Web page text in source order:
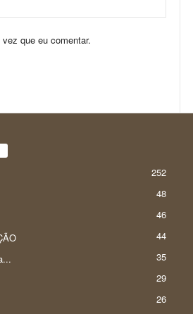
que eu comentar.
252
48
46
44
35
29
26